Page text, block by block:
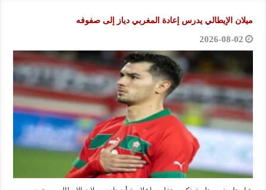
ميلان الإيطالي يدرس إعادة المغربي دياز إلى صفوفه
2026-08-02